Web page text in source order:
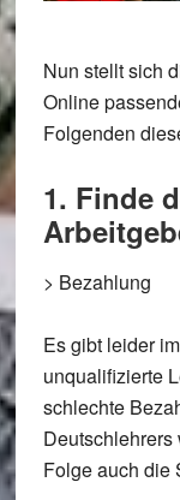
Nun stellt sich
Online
Folgenden
1. Finde
> Bezahlung
Es gibt leider
unqualifizierte
schlechte
Deutschlehrers
Folge auch die